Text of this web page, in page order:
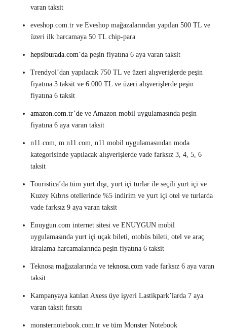
varan taksit
eveshop.com.tr ve Eveshop mağazalarından yapılan 500 TL ve
üzeri ilk harcamaya 50 TL chip-para
hepsiburada.com’da peşin fiyatına 6 aya varan taksit
Trendyol’dan yapılacak 750 TL ve üzeri alışverişlerde peşin
fiyatına 3 taksit ve 6.000 TL ve üzeri alışverişlerde peşin
fiyatına 6 taksit
amazon.com.tr’de ve Amazon mobil uygulamasında peşin
fiyatına 6 aya varan taksit
n11.com, m.n11.com, n11 mobil uygulamasından moda
kategorisinde yapılacak alışverişlerde vade farksız 3, 4, 5, 6
taksit
Touristica’da tüm yurt dışı, yurt içi turlar ile seçili yurt içi ve
Kuzey Kıbrıs otellerinde %5 indirim ve yurt içi otel ve turlarda
vade farksız 9 aya varan taksit
Enuygun.com internet sitesi ve ENUYGUN mobil
uygulamasında yurt içi uçak bileti, otobüs bileti, otel ve araç
kiralama harcamalarında peşin fiyatına 6 taksit
Teknosa mağazalarında ve teknosa.com vade farksız 6 aya varan
taksit
Kampanyaya katılan Axess üye işyeri Lastikpark’larda 7 aya
varan taksit fırsatı
monsternotebook.com.tr ve tüm Monster Notebook